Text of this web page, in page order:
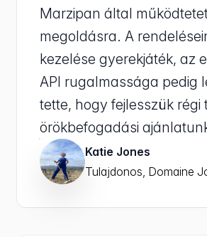
Marzipan által
megoldásra. A
kezelése gyerekjáték, az
API rugalmassága pedig
tette, hogy fejlesszük régi
örökbefogadási
Katie Jones
Tulajdonos, Domaine